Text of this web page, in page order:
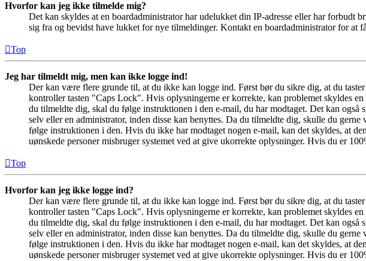
Hvorfor kan jeg ikke tilmelde mig?
Det kan skyldes at en boardadministrator har udelukket din IP-adresse eller har forbudt
sig fra og bevidst have lukket for nye tilmeldinger. Kontakt en boardadministrator for at
Top
Jeg har tilmeldt mig, men kan ikke logge ind!
Der kan være flere grunde til, at du ikke kan logge ind. Først bør du sikre dig, at du
kontroller tasten "Caps Lock". Hvis oplysningerne er korrekte, kan problemet skyldes
du tilmeldte dig, skal du følge instruktionen i den e-mail, du har modtaget. Det kan
selv eller en administrator, inden disse kan benyttes. Da du tilmeldte dig, skulle du
følge instruktionen i den. Hvis du ikke har modtaget nogen e-mail, kan det skyldes, at
uønskede personer misbruger systemet ved at give ukorrekte oplysninger. Hvis du er
Top
Hvorfor kan jeg ikke logge ind?
Der kan være flere grunde til, at du ikke kan logge ind. Først bør du sikre dig, at du
kontroller tasten "Caps Lock". Hvis oplysningerne er korrekte, kan problemet skyldes
du tilmeldte dig, skal du følge instruktionen i den e-mail, du har modtaget. Det kan
selv eller en administrator, inden disse kan benyttes. Da du tilmeldte dig, skulle du
følge instruktionen i den. Hvis du ikke har modtaget nogen e-mail, kan det skyldes, at
uønskede personer misbruger systemet ved at give ukorrekte oplysninger. Hvis du er